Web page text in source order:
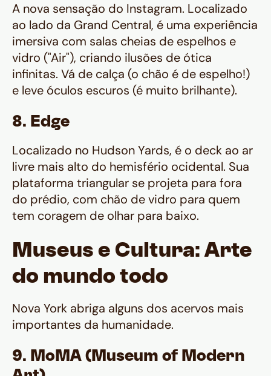
A nova sensação do Instagram. Localizado
ao lado da Grand Central, é uma experiência
imersiva com salas cheias de espelhos e
vidro ("Air"), criando ilusões de ótica
infinitas. Vá de calça (o chão é de espelho!)
e leve óculos escuros (é muito brilhante).
8. Edge
Localizado no Hudson Yards, é o deck ao ar
livre mais alto do hemisfério ocidental. Sua
plataforma triangular se projeta para fora
do prédio, com chão de vidro para quem
tem coragem de olhar para baixo.
Museus e Cultura: Arte
do mundo todo
Nova York abriga alguns dos acervos mais
importantes da humanidade.
9. MoMA (Museum of Modern